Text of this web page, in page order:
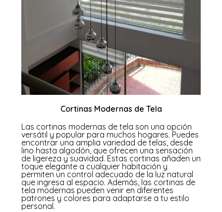
Cortinas Modernas de Tela
Las cortinas modernas de tela son una opción
versátil y popular para muchos hogares. Puedes
encontrar una amplia variedad de telas, desde
lino hasta algodón, que ofrecen una sensación
de ligereza y suavidad. Estas cortinas añaden un
toque elegante a cualquier habitación y
permiten un control adecuado de la luz natural
que ingresa al espacio. Además, las cortinas de
tela modernas pueden venir en diferentes
patrones y colores para adaptarse a tu estilo
personal.